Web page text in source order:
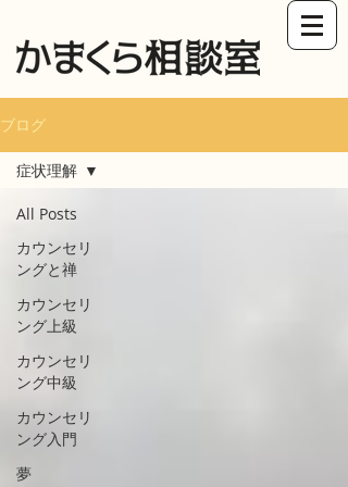
ブログ
All Posts
カウンセリ
ングと禅
カウンセリ
ング上級
カウンセリ
ング中級
カウンセリ
ング入門
夢
症状理解